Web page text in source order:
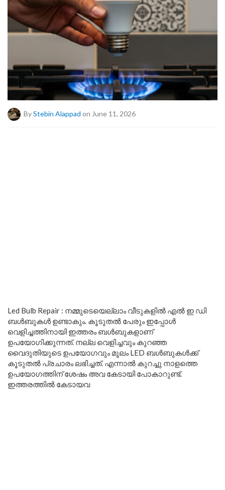
ByStebin Alappad on June 11, 2026
Led Bulb Repair : നമ്മുടെയെല്ലാം വീടുകളിൽ എൽ ഇ ഡി
ബൾബുകൾ ഉണ്ടാകും. കൂടുതൽ പേരും ഇപ്പോൾ
വെളിച്ചത്തിനായി ഇത്തരം ബൾബുകളാണ്
ഉപയോഗിക്കുന്നത്. നല്ല വെളിച്ചവും കുറഞ്ഞ
വൈദുതിയുടെ ഉപയോഗവും മൂലം LED ബൾബുകൾക്ക്
കൂടുതൽ പ്രചാരം ലഭിച്ചത്. എന്നാൽ കുറച്ചു നാളത്തെ
ഉപയോഗത്തിന് ശേഷം അവ കേടായി പോകാറുണ്ട്.
ഇത്തരത്തിൽ കേടായവ